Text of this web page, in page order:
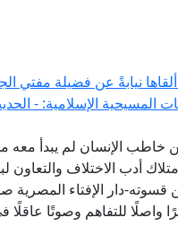
نيابةً عن فضيلة مفتي
المسيحية الإسلامية: -
خاطب الإنسان لم يبدأ
أدب الاختلاف
قسوته-دار الإفتاء
واصلًا للتفاهم وصوتًا